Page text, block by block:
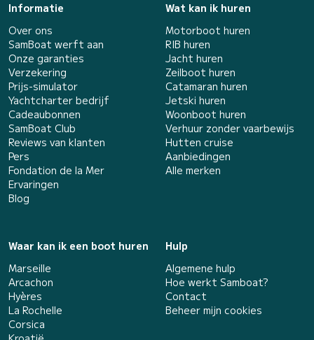
Informatie
Over ons
SamBoat werft aan
Onze garanties
Verzekering
Prijs-simulator
Yachtcharter bedrijf
Cadeaubonnen
SamBoat Club
Reviews van klanten
Pers
Fondation de la Mer
Ervaringen
Blog
Wat kan ik huren
Motorboot huren
RIB huren
Jacht huren
Zeilboot huren
Catamaran huren
Jetski huren
Woonboot huren
Verhuur zonder vaarbewijs
Hutten cruise
Aanbiedingen
Alle merken
Waar kan ik een boot huren
Marseille
Arcachon
Hyères
La Rochelle
Corsica
Hulp
Algemene hulp
Hoe werkt Samboat?
Contact
Beheer mijn cookies